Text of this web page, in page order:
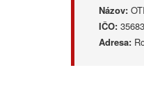
Názov:
IČO:
Adresa: